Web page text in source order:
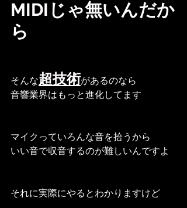
MIDIじゃ無いんだか
ら
そんな超技術があるのなら
音響業界はもっと進化してます
マイクっていろんな音を拾うから
いい音で収音するのが難しいんですよ
それに実際にやるとわかりますけど